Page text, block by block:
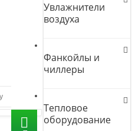
Увлажнители
воздуха
Фанкойлы и
чиллеры
Тепловое
оборудование